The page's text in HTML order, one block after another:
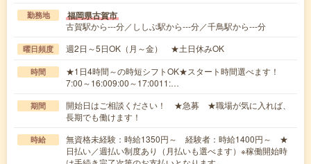
勤務地 福岡県古賀市
古賀駅から---分／ししぶ駅から---分／千鳥駅から---分
曜日頻度 週2日～5日OK（月～金） ★土日休みOK
時間
★1日4時間～の時短シフトOK★スタート時間選べます！
7:00～16:009:00～17:0011:…
期間
開始日はご相談ください！ ★急募 ★職場が気に入れば、
長期でも働けます！
時給
無資格未経験：時給1350円～ 経験者：時給1400円～ ★
日払い／週払い制度あり（月払いも選べます）※稼働開始時